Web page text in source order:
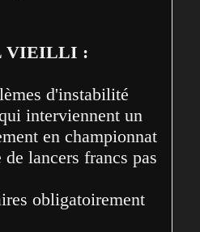
VIEILLI :
d'instabilité
en championnat